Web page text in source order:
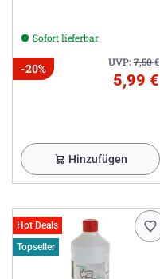
Sofort lieferbar
UVP:7,50€
-20%
5,99 €
Hinzufügen
Hot Deals
Topseller